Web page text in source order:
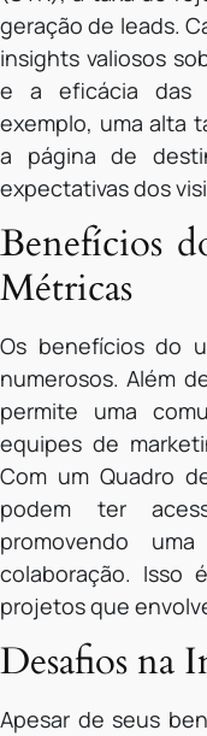
geração de leads.
insights valiosos
e a eficácia das
exemplo, uma alta
a página de
expectativas dos
Benefícios
Métricas
Os benefícios do
numerosos. Além
permite uma
equipes de
Com um Quadro
podem ter
promovendo
colaboração. Isso
projetos que
Desafios na
Apesar de seus